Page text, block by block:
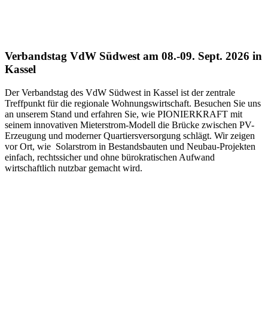
Verbandstag VdW Südwest am 08.-09. Sept. 2026 in
Kassel
Der Verbandstag des VdW Südwest in Kassel ist der zentrale
Treffpunkt für die regionale Wohnungswirtschaft. Besuchen Sie uns
an unserem Stand und erfahren Sie, wie PIONIERKRAFT mit
seinem innovativen Mieterstrom-Modell die Brücke zwischen PV-
Erzeugung und moderner Quartiersversorgung schlägt. Wir zeigen
vor Ort, wie Solarstrom in Bestandsbauten und Neubau-Projekten
einfach, rechtssicher und ohne bürokratischen Aufwand
wirtschaftlich nutzbar gemacht wird.